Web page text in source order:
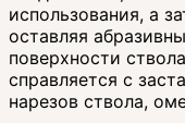
использования, а
оставляя
поверхности
справляется с
нарезов ствола,